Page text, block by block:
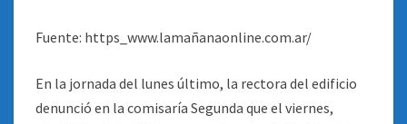
Fuente: https_www.lamañanaonline.com.ar/
En la jornada del lunes último, la rectora del edificio
denunció en la comisaría Segunda que el viernes,